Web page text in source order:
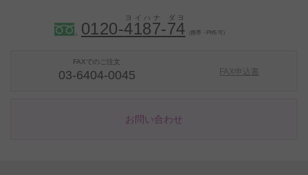
0120-4187-74 （携帯・PHS 可）
FAXでのご注文
03-6404-0045 FAX申込書
お問い合わせ